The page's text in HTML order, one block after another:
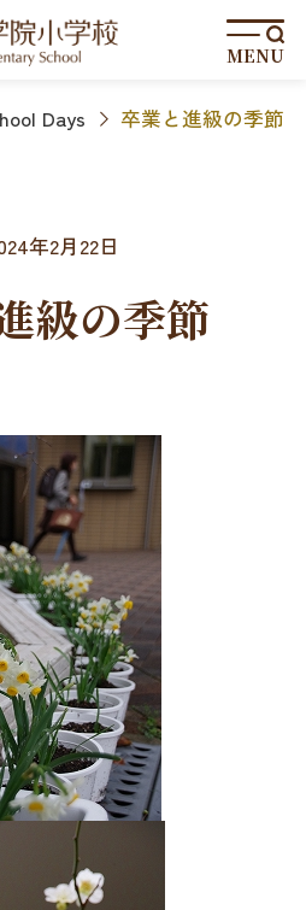
MENU
Days 卒業と進級の季節
年2月22日
級の季節